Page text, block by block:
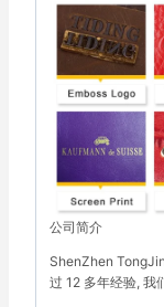
公司简介
ShenZhen
过 12 多年经验, 我